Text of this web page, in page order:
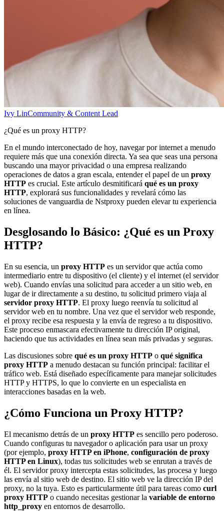
Ivy LinCommunity & Content Lead
¿Qué es un proxy HTTP?
En el mundo interconectado de hoy, navegar por internet a menudo
requiere más que una conexión directa. Ya sea que seas una persona
buscando una mayor privacidad o una empresa realizando
operaciones de datos a gran escala, entender el papel de un proxy
HTTP es crucial. Este artículo desmitificará qué es un proxy
HTTP, explorará sus funcionalidades y revelará cómo las
soluciones de vanguardia de Nstproxy pueden elevar tu experiencia
en línea.
Desglosando lo Básico: ¿Qué es un Proxy
HTTP?
En su esencia, un proxy HTTP es un servidor que actúa como
intermediario entre tu dispositivo (el cliente) y el internet (el servidor
web). Cuando envías una solicitud para acceder a un sitio web, en
lugar de ir directamente a su destino, tu solicitud primero viaja al
servidor proxy HTTP. El proxy luego reenvía tu solicitud al
servidor web en tu nombre. Una vez que el servidor web responde,
el proxy recibe esa respuesta y la envía de regreso a tu dispositivo.
Este proceso enmascara efectivamente tu dirección IP original,
haciendo que tus actividades en línea sean más privadas y seguras.
Las discusiones sobre qué es un proxy HTTP o qué significa
proxy HTTP a menudo destacan su función principal: facilitar el
tráfico web. Está diseñado específicamente para manejar solicitudes
HTTP y HTTPS, lo que lo convierte en un especialista en
interacciones basadas en la web.
¿Cómo Funciona un Proxy HTTP?
El mecanismo detrás de un proxy HTTP es sencillo pero poderoso.
Cuando configuras tu navegador o aplicación para usar un proxy
(por ejemplo, proxy HTTP en iPhone, configuración de proxy
HTTP en Linux), todas tus solicitudes web se enrutan a través de
él. El servidor proxy intercepta estas solicitudes, las procesa y luego
las envía al sitio web de destino. El sitio web ve la dirección IP del
proxy, no la tuya. Esto es particularmente útil para tareas como curl
proxy HTTP o cuando necesitas gestionar la variable de entorno
http_proxy en entornos de desarrollo.